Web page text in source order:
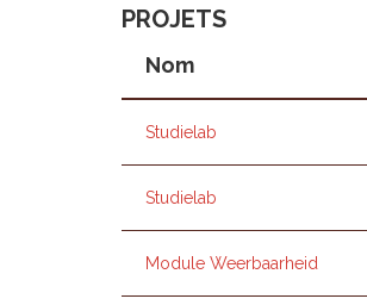
PROJETS
Nom
Studielab
Studielab
Module Weerbaarheid